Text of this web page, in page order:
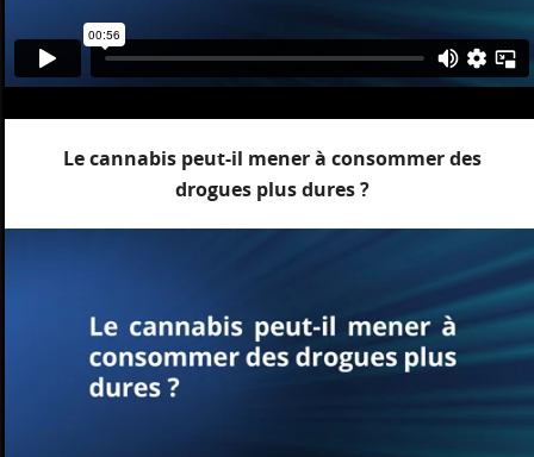
Le cannabis peut-il mener à consommer des
drogues plus dures ?